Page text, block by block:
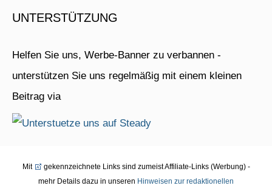
UNTERSTÜTZUNG
Helfen Sie uns, Werbe-Banner zu verbannen -
unterstützen Sie uns regelmäßig mit einem kleinen
Beitrag via
Mit
gekennzeichnete Links sind zumeist Affiliate-Links (Werbung) -
mehr Details dazu in unseren Hinweisen zur redaktionellen